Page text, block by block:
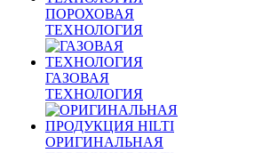
ПОРОХОВАЯ
ТЕХНОЛОГИЯ
ГАЗОВАЯ
ТЕХНОЛОГИЯ
ОРИГИНАЛЬНАЯ